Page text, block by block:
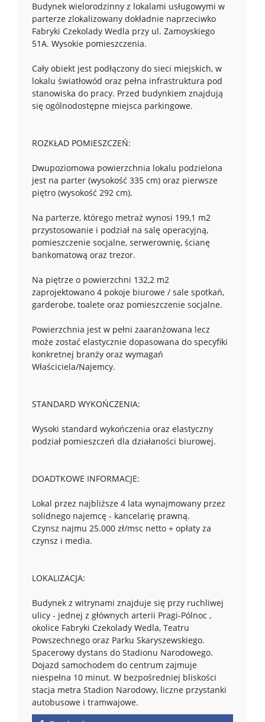
Budynek wielorodzinny z lokalami usługowymi w
parterze zlokalizowany dokładnie naprzeciwko
Fabryki Czekolady Wedla przy ul. Zamoyskiego
51A. Wysokie pomieszczenia.
Cały obiekt jest podłączony do sieci miejskich, w
lokalu światłowód oraz pełna infrastruktura pod
stanowiska do pracy. Przed budynkiem znajdują
się ogólnodostępne miejsca parkingowe.
ROZKŁAD POMIESZCZEŃ:
Dwupoziomowa powierzchnia lokalu podzielona
jest na parter (wysokość 335 cm) oraz pierwsze
piętro (wysokość 292 cm).
Na parterze, którego metraż wynosi 199,1 m2
przystosowanie i podział na salę operacyjną,
pomieszczenie socjalne, serwerownię, ścianę
bankomatową oraz trezor.
Na piętrze o powierzchni 132,2 m2
zaprojektowano 4 pokoje biurowe / sale spotkań,
garderobe, toalete oraz pomieszczenie socjalne.
Powierzchnia jest w pełni zaaranżowana lecz
może zostać elastycznie dopasowana do specyfiki
konkretnej branży oraz wymagań
Właściciela/Najemcy.
STANDARD WYKOŃCZENIA:
Wysoki standard wykończenia oraz elastyczny
podział pomieszczeń dla działaności biurowej.
DOADTKOWE INFORMACJE:
Lokal przez najbliższe 4 lata wynajmowany przez
solidnego najemcę - kancelarię prawną.
Czynsz najmu 25.000 zł/msc netto + opłaty za
czynsz i media.
LOKALIZACJA:
Budynek z witrynami znajduje się przy ruchliwej
ulicy - jednej z głównych arterii Pragi-Pólnoc ,
okolice Fabryki Czekolady Wedla, Teatru
Powszechnego oraz Parku Skaryszewskiego.
Spacerowy dystans do Stadionu Narodowego.
Dojazd samochodem do centrum zajmuje
niespełna 10 minut. W bezpośredniej bliskości
stacja metra Stadion Narodowy, liczne przystanki
autobusowe i tramwajowe.